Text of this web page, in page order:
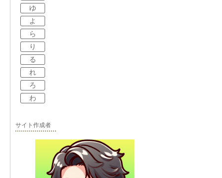
ゆ
よ
ら
り
る
れ
ろ
わ
サイト作成者